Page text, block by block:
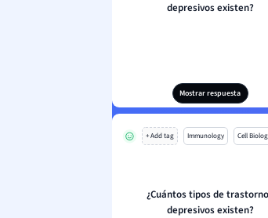
depresivos existen?
Mostrar respuesta
+ Add tag Immunology Cell
¿Cuántos tipos de
depresivos existen?